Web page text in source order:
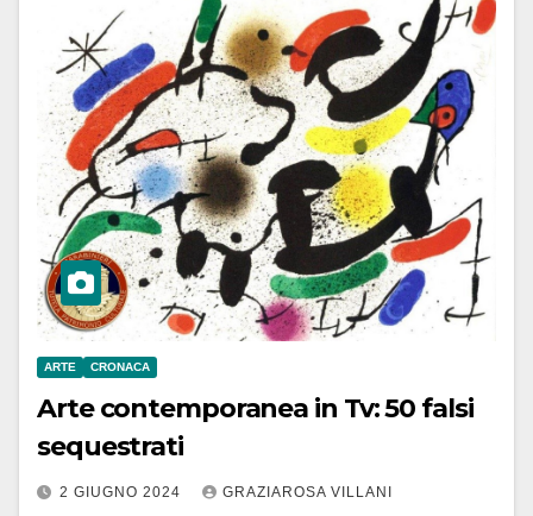
ARTE CRONACA
Arte contemporanea in Tv: 50 falsi
sequestrati
2 GIUGNO 2024 GRAZIAROSA VILLANI